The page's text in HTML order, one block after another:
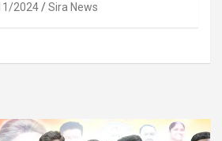
2024 Sira News